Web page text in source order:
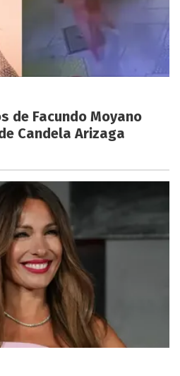
de Facundo Moyano
Candela Arizaga